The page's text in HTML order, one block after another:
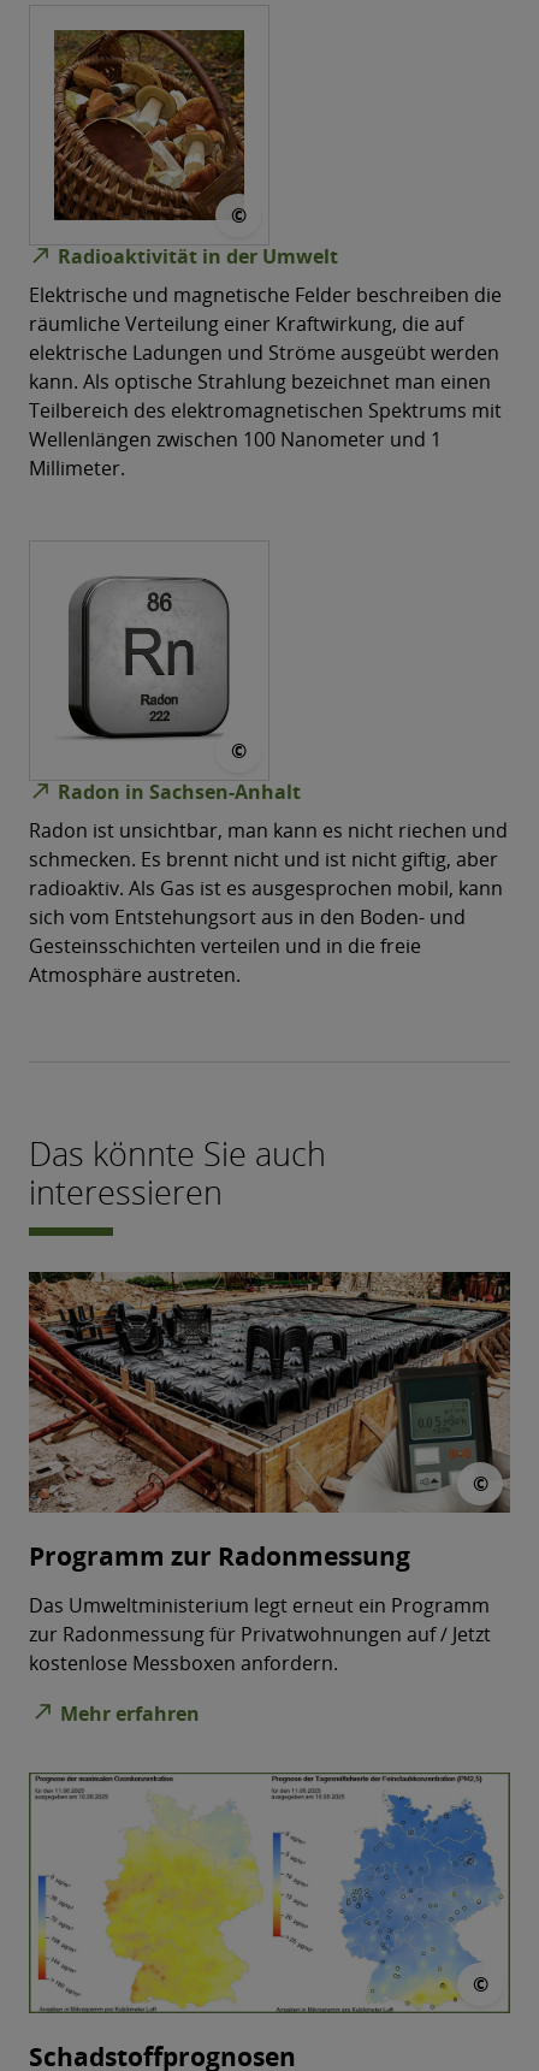
©
north_east Radioaktivität in der Umwelt
Elektrische und magnetische Felder beschreiben die
räumliche Verteilung einer Kraftwirkung, die auf
elektrische Ladungen und Ströme ausgeübt werden
kann. Als optische Strahlung bezeichnet man einen
Teilbereich des elektromagnetischen Spektrums mit
Wellenlängen zwischen 100 Nanometer und 1
Millimeter.
©
north_east Radon in Sachsen-Anhalt
Radon ist unsichtbar, man kann es nicht riechen und
schmecken. Es brennt nicht und ist nicht giftig, aber
radioaktiv. Als Gas ist es ausgesprochen mobil, kann
sich vom Entstehungsort aus in den Boden-​ und
Gesteinsschichten verteilen und in die freie
Atmosphäre austreten.
Das könnte Sie auch
interessieren
© ©
Programm zur Radonmessung
Das Umweltministerium legt erneut ein Programm
zur Radonmessung für Privatwohnungen auf / Jetzt
kostenlose Messboxen anfordern.
north_east Mehr erfahren
©
Schadstoffprognosen